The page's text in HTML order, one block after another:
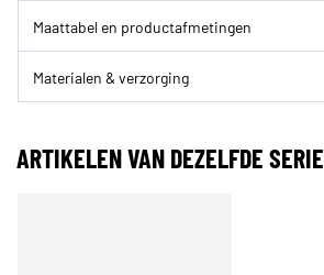
Maattabel en productafmetingen
Materialen & verzorging
ARTIKELEN VAN DEZELFDE SERIE